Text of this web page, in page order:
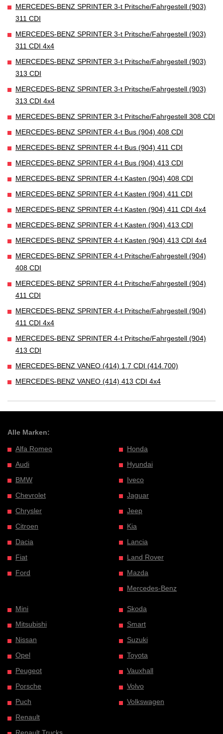
MERCEDES-BENZ SPRINTER 3-t Pritsche/Fahrgestell (903)
311 CDI
MERCEDES-BENZ SPRINTER 3-t Pritsche/Fahrgestell (903)
311 CDI 4x4
MERCEDES-BENZ SPRINTER 3-t Pritsche/Fahrgestell (903)
313 CDI
MERCEDES-BENZ SPRINTER 3-t Pritsche/Fahrgestell (903)
313 CDI 4x4
MERCEDES-BENZ SPRINTER 3-t Pritsche/Fahrgestell 308 CDI
MERCEDES-BENZ SPRINTER 4-t Bus (904) 408 CDI
MERCEDES-BENZ SPRINTER 4-t Bus (904) 411 CDI
MERCEDES-BENZ SPRINTER 4-t Bus (904) 413 CDI
MERCEDES-BENZ SPRINTER 4-t Kasten (904) 408 CDI
MERCEDES-BENZ SPRINTER 4-t Kasten (904) 411 CDI
MERCEDES-BENZ SPRINTER 4-t Kasten (904) 411 CDI 4x4
MERCEDES-BENZ SPRINTER 4-t Kasten (904) 413 CDI
MERCEDES-BENZ SPRINTER 4-t Kasten (904) 413 CDI 4x4
MERCEDES-BENZ SPRINTER 4-t Pritsche/Fahrgestell (904)
408 CDI
MERCEDES-BENZ SPRINTER 4-t Pritsche/Fahrgestell (904)
411 CDI
MERCEDES-BENZ SPRINTER 4-t Pritsche/Fahrgestell (904)
411 CDI 4x4
MERCEDES-BENZ SPRINTER 4-t Pritsche/Fahrgestell (904)
413 CDI
MERCEDES-BENZ VANEO (414) 1.7 CDI (414.700)
MERCEDES-BENZ VANEO (414) 413 CDI 4x4
Alle Marken:
Alfa Romeo
Audi
BMW
Chevrolet
Chrysler
Citroen
Dacia
Fiat
Ford
Honda
Hyundai
Iveco
Jaguar
Jeep
Kia
Lancia
Land Rover
Mazda
Mercedes-Benz
Mini
Mitsubishi
Nissan
Opel
Peugeot
Porsche
Puch
Renault
Skoda
Smart
Suzuki
Toyota
Vauxhall
Volvo
Volkswagen